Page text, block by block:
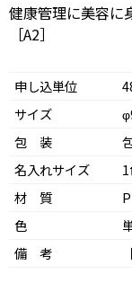
健康管理に美容に
［A2］
申し込単位
サイズ
包 装
名入れサイズ
材 質
色
備 考